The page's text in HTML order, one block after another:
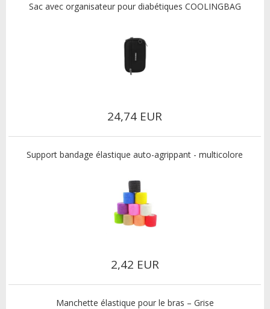
Sac avec organisateur pour diabétiques COOLINGBAG
24,74 EUR
Support bandage élastique auto-agrippant - multicolore
2,42 EUR
Manchette élastique pour le bras – Grise